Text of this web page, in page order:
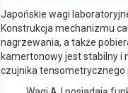
Japońskie wagi
Konstrukcja mechanizmu
nagrzewania, a także
kamertonowy jest stabilny i
czujnika tensometrycznego